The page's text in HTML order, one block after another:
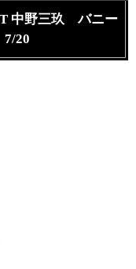
中野三玖 バニー
20